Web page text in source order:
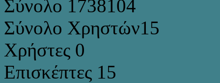
Σύνολο 1738104
Σύνολο Χρηστών15
Χρήστες 0
Επισκέπτες 15